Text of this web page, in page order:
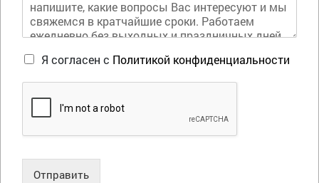
Я согласен с Политикой конфиденциальности
Отправить